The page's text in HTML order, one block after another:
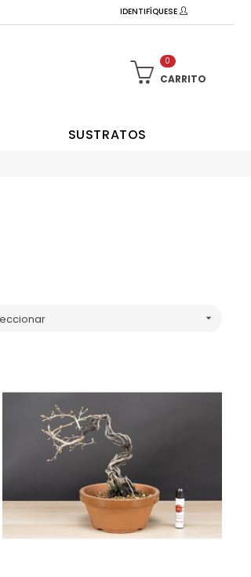
IDENTIFÍQUESE
0
CARRITO
SUSTRATOS
